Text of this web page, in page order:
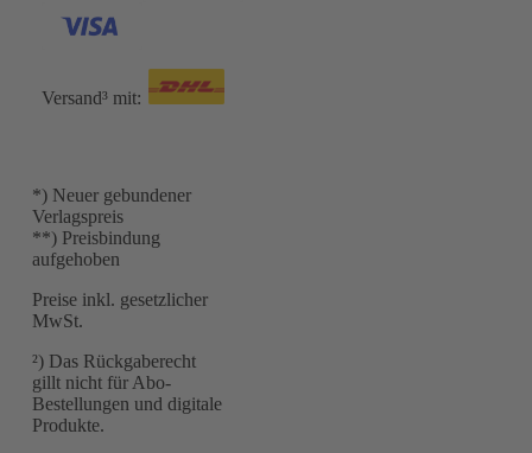
Versand³ mit:
*) Neuer gebundener
Verlagspreis
**) Preisbindung
aufgehoben
Preise inkl. gesetzlicher
MwSt.
²) Das Rückgaberecht
gillt nicht für Abo-
Bestellungen und digitale
Produkte.